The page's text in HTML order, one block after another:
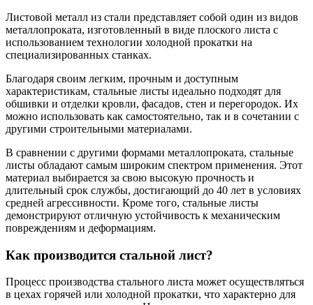
Листовой металл из стали представляет собой один из видов
металлопроката, изготовленный в виде плоского листа с
использованием технологии холодной прокатки на
специализированных станках.
Благодаря своим легким, прочным и доступным
характеристикам, стальные листы идеально подходят для
обшивки и отделки кровли, фасадов, стен и перегородок. Их
можно использовать как самостоятельно, так и в сочетании с
другими строительными материалами.
В сравнении с другими формами металлопроката, стальные
листы обладают самым широким спектром применения. Этот
материал выбирается за свою высокую прочность и
длительный срок службы, достигающий до 40 лет в условиях
средней агрессивности. Кроме того, стальные листы
демонстрируют отличную устойчивость к механическим
повреждениям и деформациям.
Как производится стальной лист?
Процесс производства стального листа может осуществляться
в цехах горячей или холодной прокатки, что характерно для